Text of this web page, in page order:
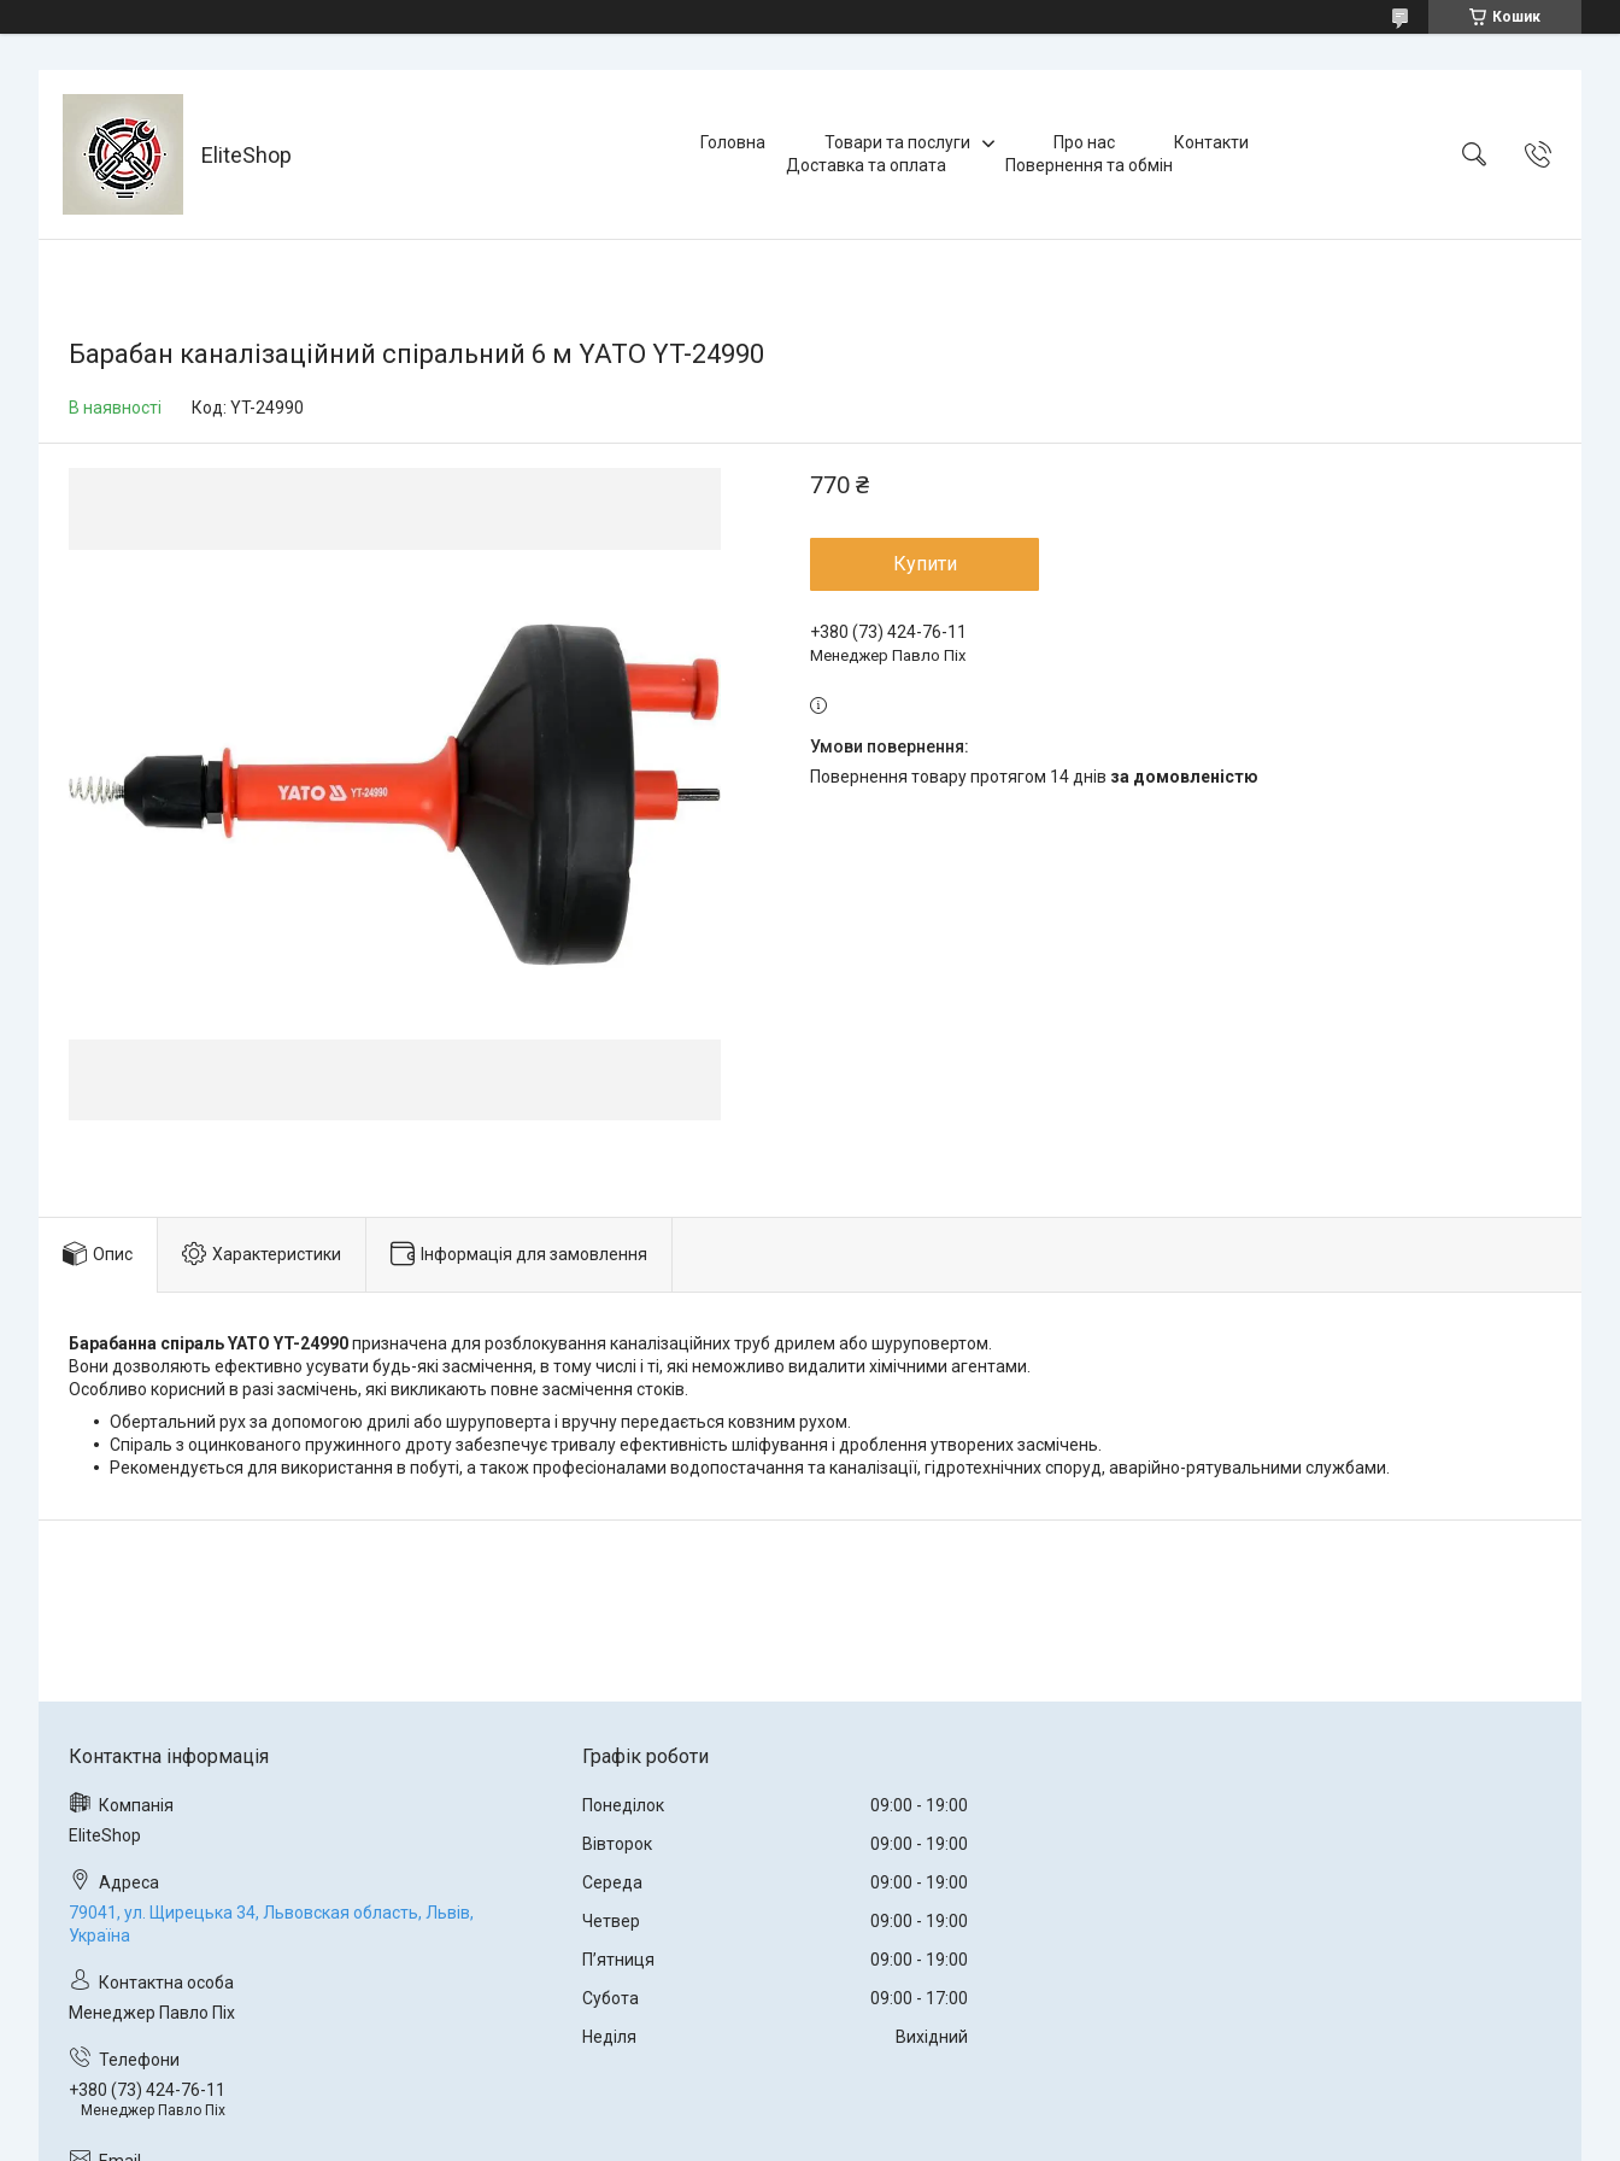
Кошик
EliteShop Головна Товари та послуги Про нас
Контакти
Доставка та оплата
Повернення та обмін
Барабан каналізаційний спіральний 6 м YATO YT-24990
В наявності Код: YT-24990
770 ₴
Купити
+380 (73) 424-76-11
Менеджер Павло Піх
повернення товару протягом 14 днів за домовленістю
Опис Характеристики Інформація для замовлення
Барабанна спіраль YATO YT-24990призначена для розблокування каналізаційних труб дрилем або шуруповертом.
Вони дозволяють ефективно усувати будь-які засмічення, в тому числі і ті, які неможливо видалити хімічними агентами.
Особливо корисний в разі засмічень, які викликають повне засмічення стоків.
Обертальний рух за допомогою дрилі або шуруповерта і вручну передається ковзним рухом.
Спіраль з оцинкованого пружинного дроту забезпечує тривалу ефективність шліфування і дроблення утворених засмічень.
Рекомендується для використання в побуті, а також професіоналами водопостачання та каналізації, гідротехнічних споруд, аварійно-рятувальними службами.
EliteShop
79041, ул. Щирецька 34, Львовская область, Львів,
Україна
Менеджер Павло Піх
+380 (73) 424-76-11
Менеджер Павло Піх
Графік роботи
Понеділок 09:00
19:00
Вівторок
09:00
19:00
Середа
09:00
19:00
Четвер
09:00
19:00
Пʼятниця
09:00
19:00
Субота
09:00
17:00
Неділя
Вихідний